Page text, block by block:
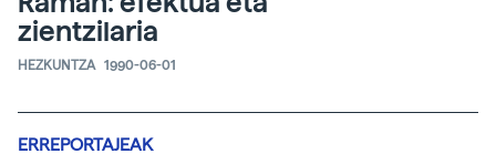
zientzilaria
HEZKUNTZA 1990-06-01
ERREPORTAJEAK